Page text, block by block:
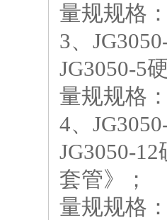
量规规格
3、
JG3050-5
量规规格
4、
JG3050-
套管》；
量规规格